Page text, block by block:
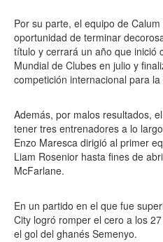
Por su parte, el equipo de
oportunidad de terminar
título y cerrará un año que inició
Mundial de Clubes en julio y
competición internacional para
Además, por malos resultados,
tener tres entrenadores a lo
Enzo Maresca dirigió al primer
Liam Rosenior hasta fines de
McFarlane.
En un partido en el que fue
City logró romper el cero a los
el gol del ghanés Semenyo.